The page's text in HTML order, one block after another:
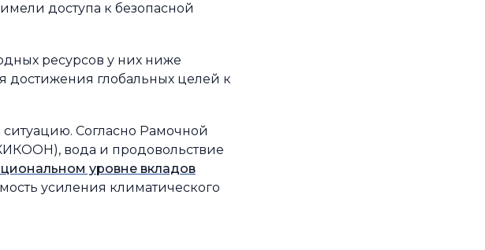
доступа к безопасной
ресурсов у них ниже
достижения глобальных целей к
Согласно Рамочной
вода и продовольствие
уровне вкладов
усиления климатического